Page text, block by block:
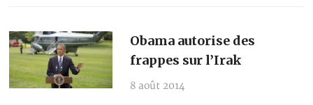
Obama autorise des
frappes sur l’Irak
8 août 2014